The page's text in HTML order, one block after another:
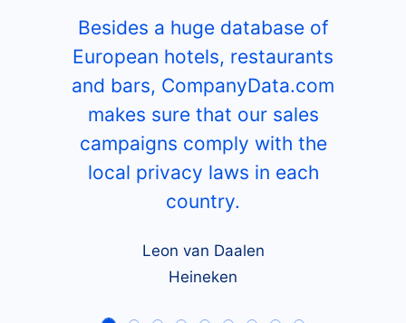
Besides a huge database of
European hotels, restaurants
and bars, CompanyData.com
makes sure that our sales
campaigns comply with the
local privacy laws in each
country.
Leon van Daalen
Heineken